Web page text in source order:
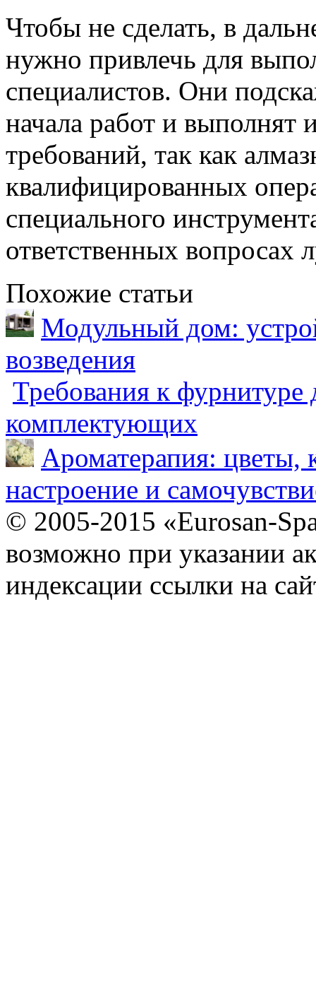
Чтобы не сделать, в
нужно привлечь для
специалистов. Они
начала работ и выполнят
требований, так как
квалифицированных
специального
ответственных вопросах
Похожие статьи
Модульный дом:
возведения
Требования к фурнитуре
комплектующих
Ароматерапия: цветы,
настроение и
© 2005-2015 «Eurosan-
возможно при указании
индексации ссылки на